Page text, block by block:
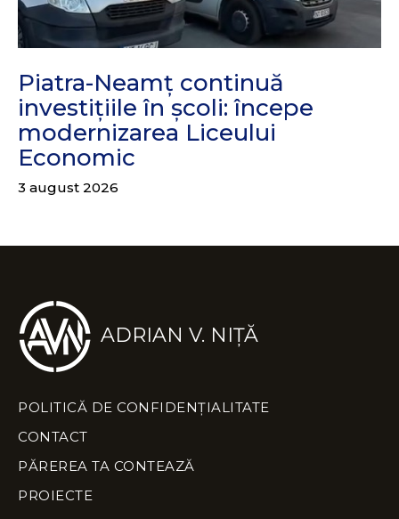
Piatra-Neamț continuă
investițiile în școli: începe
modernizarea Liceului
Economic
3 august 2026
ADRIAN V. NIȚĂ
POLITICĂ DE CONFIDENȚIALITATE
CONTACT
PĂREREA TA CONTEAZĂ
PROIECTE